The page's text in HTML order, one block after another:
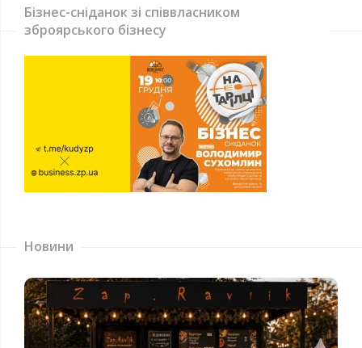
Бізнес-сніданок зі співвласником
зброярського бізнесу
Новини